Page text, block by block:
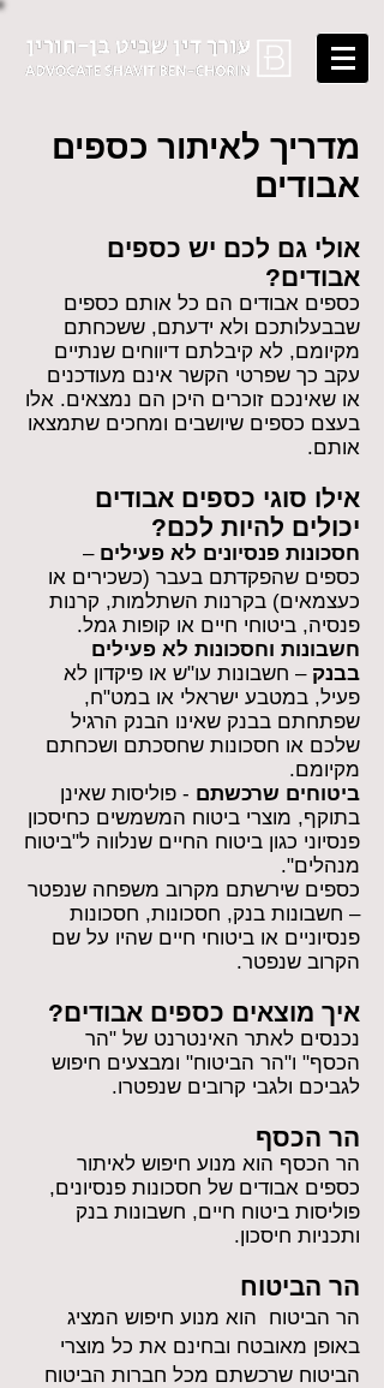
מדריך לאיתור כספים
אבודים
אולי גם לכם יש כספים
אבודים?
כספים אבודים הם כל אותם כספים
שבבעלותכם ולא ידעתם, ששכחתם
מקיומם, לא קיבלתם דיווחים שנתיים
עקב כך שפרטי הקשר אינם מעודכנים
או שאינכם זוכרים היכן הם נמצאים. אלו
בעצם כספים שיושבים ומחכים שתמצאו
אותם.
אילו סוגי כספים אבודים
יכולים להיות לכם?
חסכונות פנסיונים לא פעילים –
כספים שהפקדתם בעבר (כשכירים או
כעצמאים) בקרנות השתלמות, קרנות
פנסיה, ביטוחי חיים או קופות גמל.
חשבונות וחסכונות לא פעילים
בבנק – חשבונות עו"ש או פיקדון לא
פעיל, במטבע ישראלי או במט"ח,
שפתחתם בבנק שאינו הבנק הרגיל
שלכם או חסכונות שחסכתם ושכחתם
מקיומם.
ביטוחים שרכשתם - פוליסות שאינן
בתוקף, מוצרי ביטוח המשמשים כחיסכון
פנסיוני כגון ביטוח החיים שנלווה ל"ביטוח
מנהלים".
כספים שירשתם מקרוב משפחה שנפטר
– חשבונות בנק, חסכונות, חסכונות
פנסיוניים או ביטוחי חיים שהיו על שם
הקרוב שנפטר.
איך מוצאים כספים אבודים?
נכנסים לאתר האינטרנט של "הר
הכסף" ו"הר הביטוח" ומבצעים חיפוש
לגביכם ולגבי קרובים שנפטרו.
הר הכסף
הר הכסף​ הוא מנוע חיפוש לאיתור
כספים אבודים של חסכונות פנסיונים,
פוליסות ביטוח חיים, חשבונות בנק
ותכניות חיסכון.
הר הביטוח
​​​​​​​​​​​​​​​​​​​הר הביטוח​ הוא מנוע חיפוש המציג
באופן מאובטח ובחינם את כל מוצרי
הביטוח שרכשתם מכל חברות הביטוח